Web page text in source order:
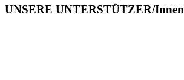
UNSERE UNTERSTÜTZER/Innen